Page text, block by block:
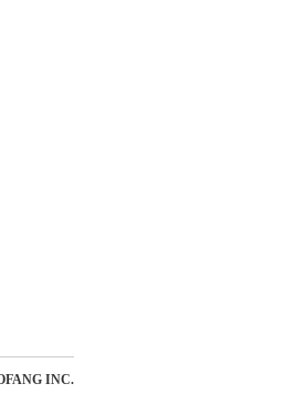
INC.